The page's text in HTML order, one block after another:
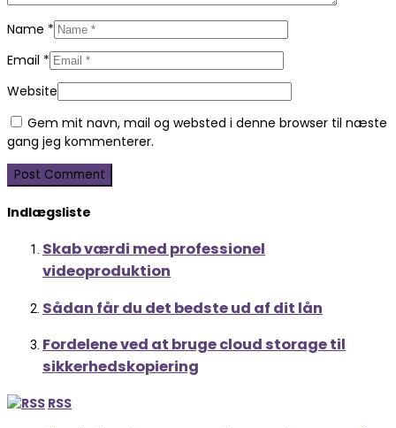
Name *
Email *
Website
Gem mit navn, mail og websted i denne browser til næste
gang jeg kommenterer.
Indlægsliste
Skab værdi med professionel
videoproduktion
Sådan får du det bedste ud af dit lån
Fordelene ved at bruge cloud storage til
sikkerhedskopiering
RSS